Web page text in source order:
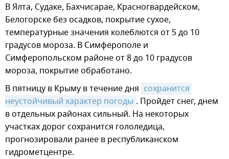
В Ялта, Судаке, Бахчисарае, Красногвардейском,
Белогорске без осадков, покрытие сухое,
температурные значения колеблются от 5 до 10
градусов мороза. В Симферополе и
Симферопольском районе от 8 до 10 градусов
мороза, покрытие обработано.
В пятницу в Крыму в течение дня сохранится
неустойчивый характер погоды . Пройдет снег, днем
в отдельных районах сильный. На некоторых
участках дорог сохранится гололедица,
прогнозировали ранее в республиканском
гидрометцентре.